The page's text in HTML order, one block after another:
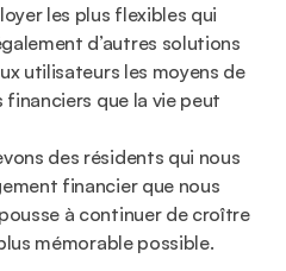
les plus flexibles qui
d’autres solutions
utilisateurs les moyens de
que la vie peut
des résidents qui nous
financier que nous
à continuer de croître
mémorable possible.